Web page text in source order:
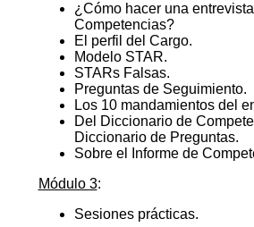
¿Cómo hacer una
Competencias?
El perfil del Cargo.
Modelo STAR.
STARs Falsas.
Preguntas de Seguimiento.
Los 10 mandamientos del
Del Diccionario de
Diccionario de Preguntas.
Sobre el Informe de
Módulo 3:
Sesiones prácticas.